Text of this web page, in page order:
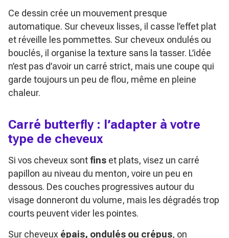
Ce dessin crée un mouvement presque
automatique. Sur cheveux lisses, il casse l’effet plat
et réveille les pommettes. Sur cheveux ondulés ou
bouclés, il organise la texture sans la tasser. L’idée
n’est pas d’avoir un carré strict, mais une coupe qui
garde toujours un peu de flou, même en pleine
chaleur.
Carré butterfly : l’adapter à votre
type de cheveux
Si vos cheveux sontfins et plats, visez un carré
papillon au niveau du menton, voire un peu en
dessous. Des couches progressives autour du
visage donneront du volume, mais les dégradés trop
courts peuvent vider les pointes.
Sur cheveux épais, ondulés ou crépus, on